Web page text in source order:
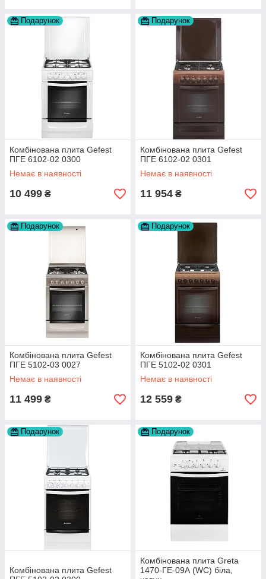
Подарунок
Комбінована плита Gefest
ПГЕ 6102-02 0300
Немає в наявності
10 499 ₴
Подарунок
Комбінована плита Gefest
ПГЕ 6102-02 0301
Немає в наявності
11 954 ₴
Подарунок
Комбінована плита Gefest
ПГЕ 5102-03 0027
Немає в наявності
11 499 ₴
Подарунок
Комбінована плита Gefest
ПГЕ 5102-02 0301
Немає в наявності
12 559 ₴
Подарунок
Комбінована плита Gefest
Подарунок
Комбінована плита Greta
1470-ГЕ-09А (WC) біла,